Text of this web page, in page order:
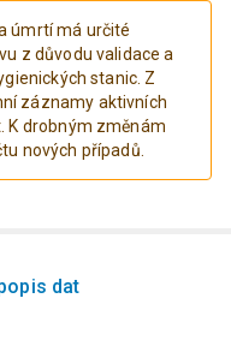
úmrtí má určité
z důvodu validace a
stanic. Z
záznamy aktivních
K drobným změnám
nových případů.
dat